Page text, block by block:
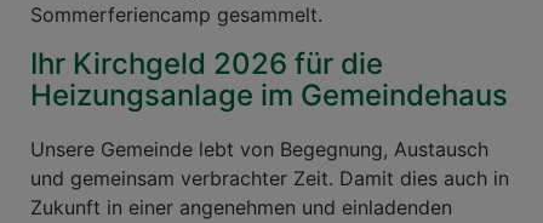
Sommerferiencamp gesammelt.
Ihr Kirchgeld 2026 für die
Heizungsanlage im Gemeindehaus
Unsere Gemeinde lebt von Begegnung, Austausch
und gemeinsam verbrachter Zeit. Damit dies auch in
Zukunft in einer angenehmen und einladenden